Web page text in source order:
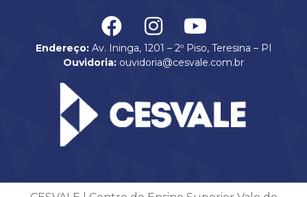
Endereço:Av. Ininga, 1201 – 2º Piso, Teresina – PI
Ouvidoria: ouvidoria@cesvale.com.br